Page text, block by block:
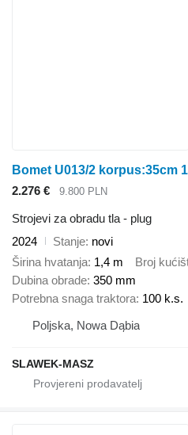
Bomet U013/2 korpus:35cm
2.276 €
9.800 PLN
Strojevi za obradu tla - plug
2024
Stanje novi
Širina hvatanja 1,4 m Broj
Dubina obrade 350 mm
Potrebna snaga traktora 100 k.s.
Poljska, Nowa Dąbia
SLAWEK-MASZ